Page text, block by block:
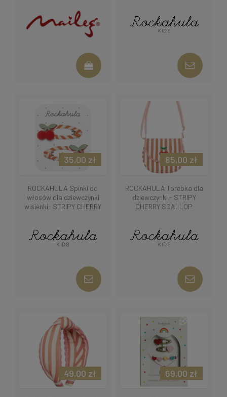
ROCKAHULA Spinki do
włosów dla dziewczynki
wisienki- STRIPY CHERRY
35,00 zł
ROCKAHULA Torebka dla
dziewczynki - STRIPY
CHERRY SCALLOP
85,00 zł
49,00 zł 69,00 zł